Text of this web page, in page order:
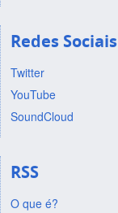
Redes Sociais
Twitter
YouTube
SoundCloud
RSS
O que é?